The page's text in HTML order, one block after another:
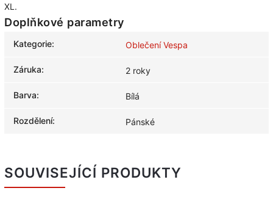
XL.
Doplňkové parametry
Kategorie: Oblečení Vespa
Záruka: 2 roky
Barva: Bílá
Rozdělení: Pánské
SOUVISEJÍCÍ PRODUKTY